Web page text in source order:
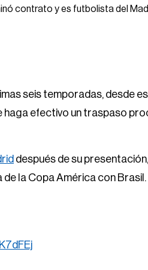
contrato y es futbolista del
seis temporadas, desde
haga efectivo un traspaso
después de su
la Copa América con Brasil.